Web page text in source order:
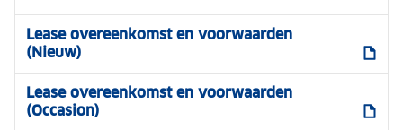
Lease overeenkomst en voorwaarden
(Nieuw)
Lease overeenkomst en voorwaarden
(Occasion)